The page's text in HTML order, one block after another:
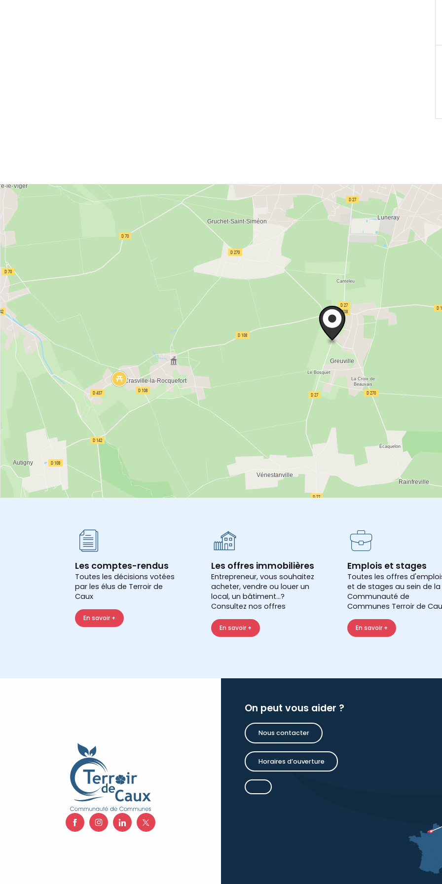
Les comptes-rendus
Toutes les décisions votées
par les élus de Terroir de
Caux
En savoir +
Les offres immobilières
Entrepreneur, vous souhaitez
acheter, vendre ou louer un
local, un bâtiment...?
Consultez nos offres
En savoir +
Emplois et stages
Toutes les offres
et de stages au sein de la
Communauté de
Communes Terroir de
En savoir +
On peut vous aider ?
Nous contacter
Horaires d’ouverture